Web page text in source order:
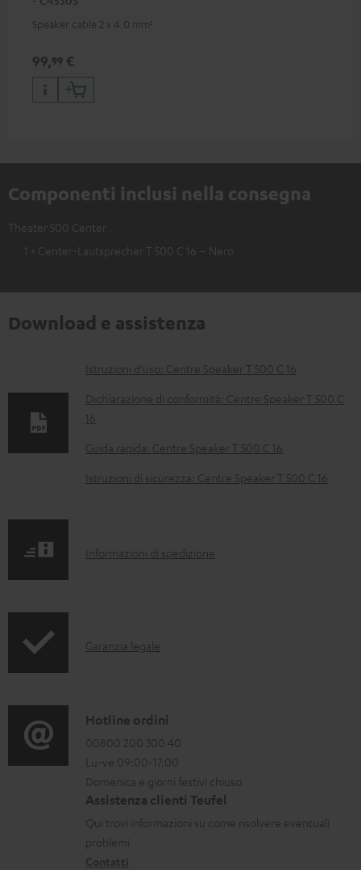
Speaker cable 2 x 4.0 mm²
99,99 €
Componenti inclusi nella consegna
Theater 500 Center
1 × Center-Lautsprecher T 500 C 16 – Nero
Download e assistenza
D
o
c
u
e
i
a
a
b
i
l
i
Istruzioni d'uso: Centre Speaker T 500 C 16
Dichiarazione di conformità: Centre Speaker T 500 C
16
Guida rapida: Centre Speaker T 500 C 16
Istruzioni di sicurezza: Centre Speaker T 500 C 16
I
r
z
i
o
n
i
d
Informazioni di spedizione
I
o
r
m
a
z
i
Garanzia legale
C
o
n
t
a
t
Hotline ordini
00800 200 300 40
Lu-ve 09:00-17:00
Domenica e giorni festivi chiuso
Assistenza clienti Teufel
Qui trovi informazioni su come risolvere eventuali
problemi